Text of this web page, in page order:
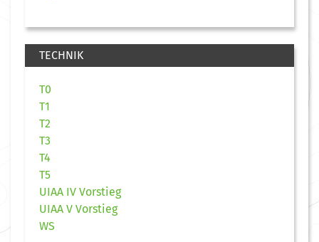
TECHNIK
T0
T1
T2
T3
T4
T5
UIAA IV Vorstieg
UIAA V Vorstieg
WS